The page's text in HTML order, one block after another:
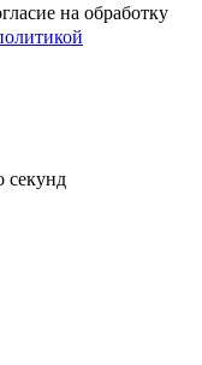
на обработку
секунд